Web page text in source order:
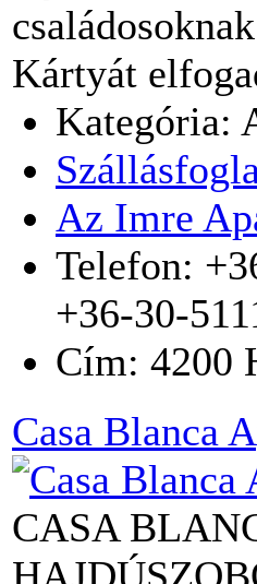
Kártyát
Kategória:
Az Imre
Telefon:
+36-30-
Cím: 4200
Casa Blanca
CASA